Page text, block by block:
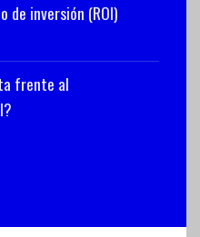
de inversión (ROI)
frente al